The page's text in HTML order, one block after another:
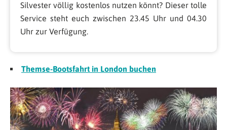
Silvester völlig kostenlos nutzen könnt? Dieser tolle
Service steht euch zwischen 23.45 Uhr und 04.30
Uhr zur Verfügung.
Themse-Bootsfahrt in London buchen